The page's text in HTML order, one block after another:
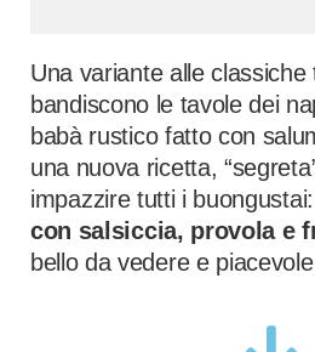
Una variante alle
bandiscono le tavole dei
babà rustico fatto con
una nuova ricetta,
impazzire tutti i buongustai:
con salsiccia, provola e
bello da vedere e